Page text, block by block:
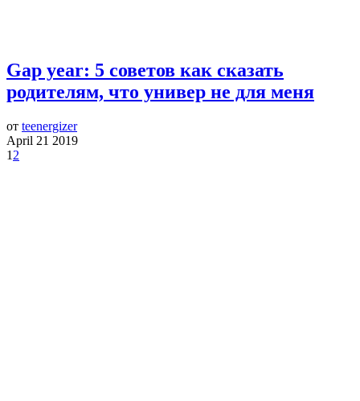
Gap year: 5 советов как сказать
родителям, что универ не для меня
от teenergizer
April 21 2019
1 2